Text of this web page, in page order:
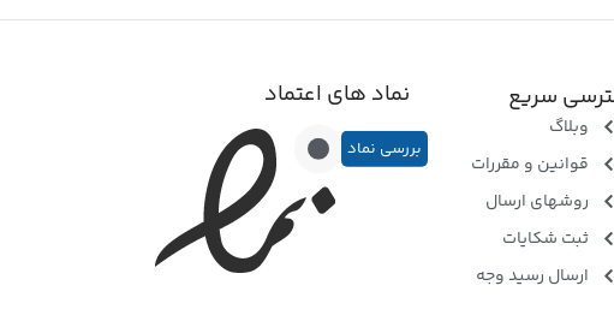
سریع
وبلاگ
قوانین و مقررات
روشهای ارسال
ثبت شکایات
ارسال رسید وجه
نماد های اعتماد
بررسی نماد